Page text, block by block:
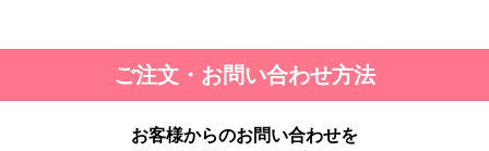
ご注文・お問い合わせ方法
お客様からのお問い合わせを